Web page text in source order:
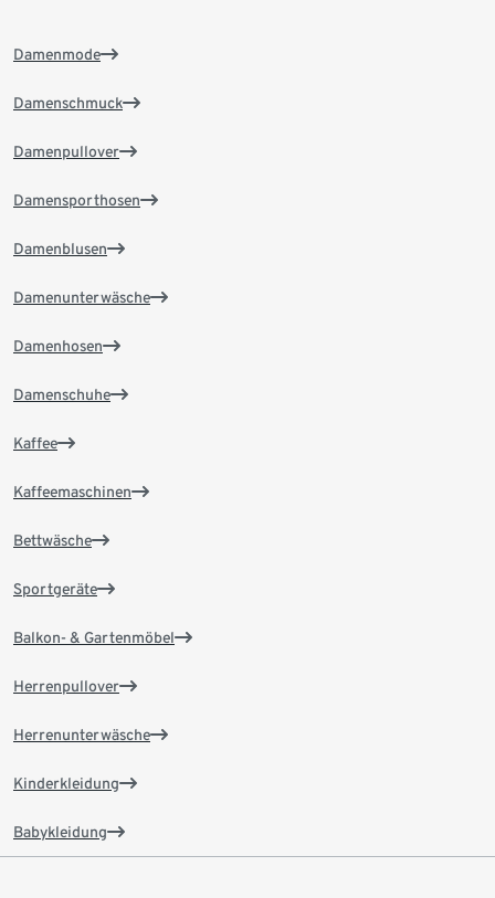
Damenmode
Damenschmuck
Damenpullover
Damensporthosen
Damenblusen
Damenunterwäsche
Damenhosen
Damenschuhe
Kaffee
Kaffeemaschinen
Bettwäsche
Sportgeräte
Balkon- & Gartenmöbel
Herrenpullover
Herrenunterwäsche
Kinderkleidung
Babykleidung